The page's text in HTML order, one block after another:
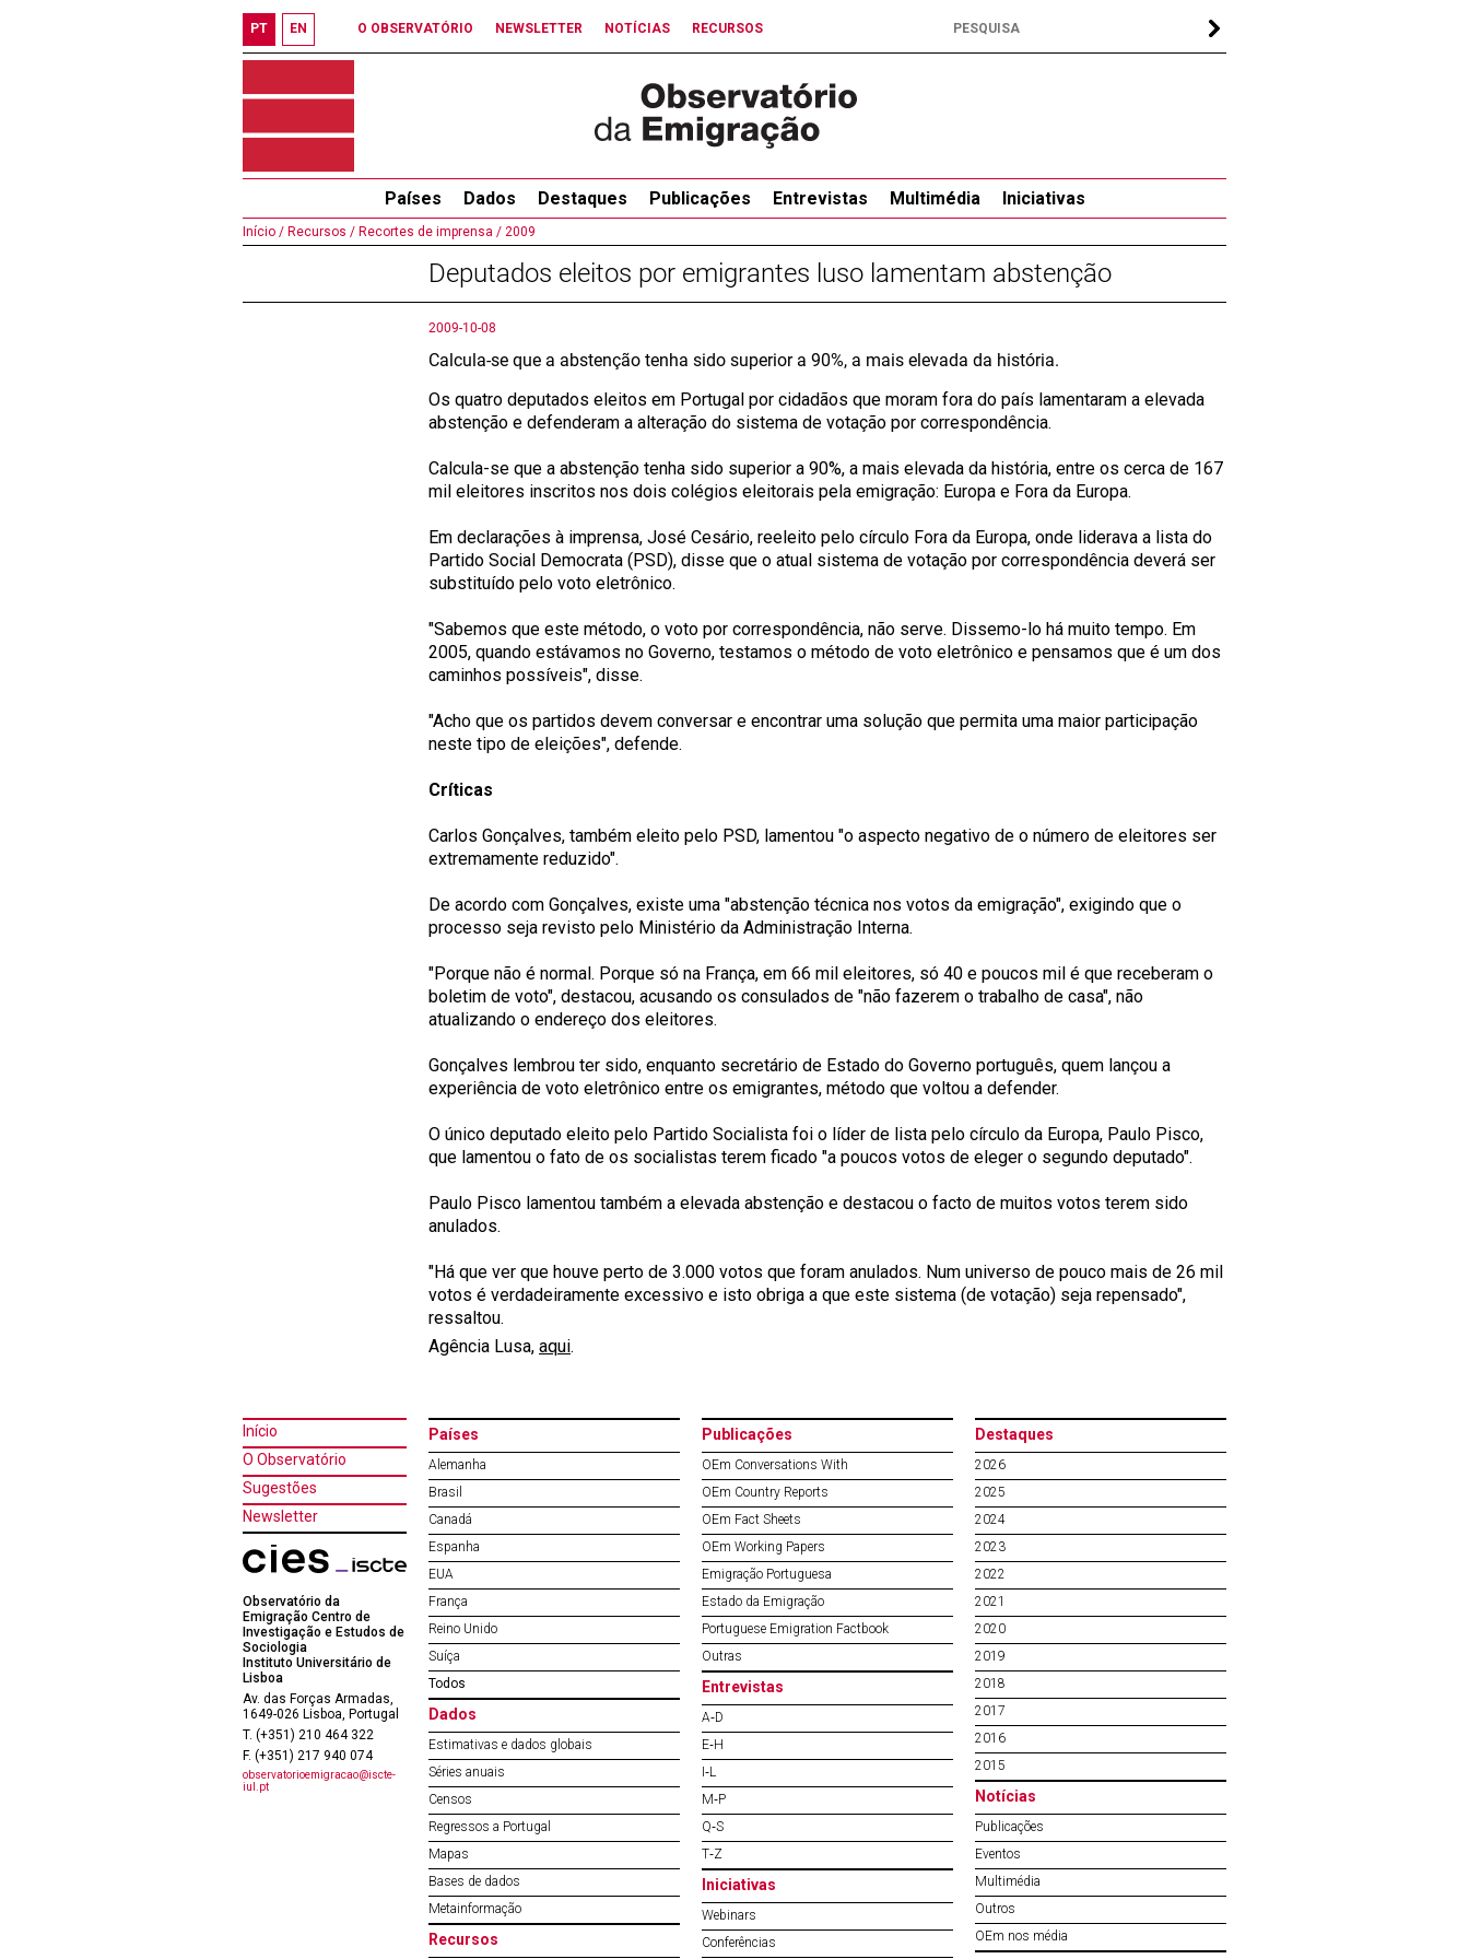
PT EN O OBSERVATÓRIO NEWSLETTER NOTÍCIAS RECURSOS
Países Dados Destaques Publicações Entrevistas Multimédia Iniciativas
Início / Recursos / Recortes de imprensa / 2009
Deputados eleitos por emigrantes luso lamentam abstenção
2009-10-08
Calcula-se que a abstenção tenha sido superior a 90%, a mais elevada da história.
Os quatro deputados eleitos em Portugal por cidadãos que moram fora do país lamentaram a elevada
abstenção e defenderam a alteração do sistema de votação por correspondência.
Calcula-se que a abstenção tenha sido superior a 90%, a mais elevada da história, entre os cerca de 167
mil eleitores inscritos nos dois colégios eleitorais pela emigração: Europa e Fora da Europa.
Em declarações à imprensa, José Cesário, reeleito pelo círculo Fora da Europa, onde liderava a lista do
Partido Social Democrata (PSD), disse que o atual sistema de votação por correspondência deverá ser
substituído pelo voto eletrônico.
"Sabemos que este método, o voto por correspondência, não serve. Dissemo-lo há muito tempo. Em
2005, quando estávamos no Governo, testamos o método de voto eletrônico e pensamos que é um dos
caminhos possíveis", disse.
"Acho que os partidos devem conversar e encontrar uma solução que permita uma maior participação
neste tipo de eleições", defende.
Críticas
Carlos Gonçalves, também eleito pelo PSD, lamentou "o aspecto negativo de o número de eleitores ser
extremamente reduzido".
De acordo com Gonçalves, existe uma "abstenção técnica nos votos da emigração", exigindo que o
processo seja revisto pelo Ministério da Administração Interna.
"Porque não é normal. Porque só na França, em 66 mil eleitores, só 40 e poucos mil é que receberam o
boletim de voto", destacou, acusando os consulados de "não fazerem o trabalho de casa", não
atualizando o endereço dos eleitores.
Gonçalves lembrou ter sido, enquanto secretário de Estado do Governo português, quem lançou a
experiência de voto eletrônico entre os emigrantes, método que voltou a defender.
O único deputado eleito pelo Partido Socialista foi o líder de lista pelo círculo da Europa, Paulo Pisco,
que lamentou o fato de os socialistas terem ficado "a poucos votos de eleger o segundo deputado".
Paulo Pisco lamentou também a elevada abstenção e destacou o facto de muitos votos terem sido
anulados.
"Há que ver que houve perto de 3.000 votos que foram anulados. Num universo de pouco mais de 26 mil
votos é verdadeiramente excessivo e isto obriga a que este sistema (de votação) seja repensado",
ressaltou.
Agência Lusa, aqui.
Início
O Observatório
Sugestões
Newsletter
Observatório da
Emigração Centro de
Investigação e Estudos de
Sociologia
Instituto Universitário de
Lisboa
Av. das Forças Armadas,
1649-026 Lisboa, Portugal
T. (+351) 210 464 322
F. (+351) 217 940 074
observatorioemigracao@iscte-
iul.pt
Países
Alemanha
Brasil
Canadá
Espanha
EUA
França
Reino Unido
Suíça
Todos
Dados
Estimativas e dados globais
Séries anuais
Censos
Regressos a Portugal
Mapas
Bases de dados
Metainformação
Recursos
Publicações
OEm Conversations With
OEm Country Reports
OEm Fact Sheets
OEm Working Papers
Emigração Portuguesa
Estado da Emigração
Portuguese Emigration Factbook
Outras
Entrevistas
A‐D
E‐H
I‐L
M‐P
Q‐S
T‐Z
Iniciativas
Webinars
Conferências
Destaques
2026
2025
2024
2023
2022
2021
2020
2019
2018
2017
2016
2015
Notícias
Publicações
Eventos
Multimédia
Outros
OEm nos média